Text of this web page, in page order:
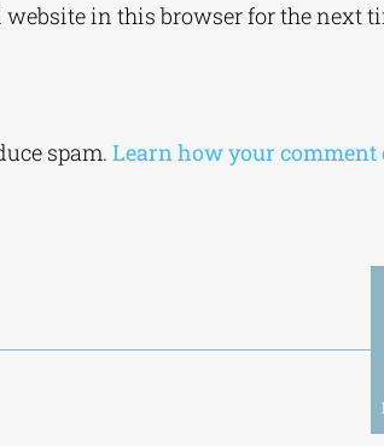
website in this browser for the next
spam. Learn how your comment